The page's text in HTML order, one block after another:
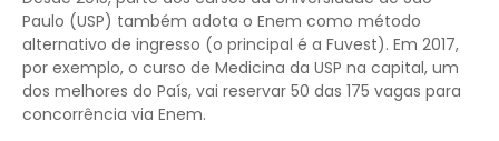
Paulo (USP) também adota o Enem como método
alternativo de ingresso (o principal é a Fuvest). Em 2017,
por exemplo, o curso de Medicina da USP na capital, um
dos melhores do País, vai reservar 50 das 175 vagas para
concorrência via Enem.